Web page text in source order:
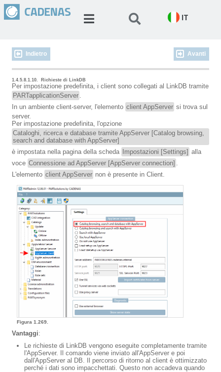
IT
Indietro Avanti
1.4.5.8.1.10. Richieste di LinkDB
Per impostazione predefinita, i client sono collegati al LinkDB tramite
PARTapplicationServer .
In un ambiente client-server, l'elemento client AppServer si trova sul
server.
Per impostazione predefinita, l'opzione
Cataloghi, ricerca e database tramite AppServer [Catalog browsing,
search and database with AppServer]
è impostata nella pagina della scheda
Impostazioni [Settings] alla
voce Connessione ad AppServer [AppServer connection] .
L'elemento client AppServer non è presente in Client.
Figura 1.269.
Vantaggi:
Le richieste di LinkDB vengono eseguite completamente tramite
l'AppServer. Il comando viene inviato all'AppServer e poi
dall'AppServer al DB. Il percorso di ritorno al client è ottimizzato
perché i dati sono impacchettati. Questo non accadeva quando